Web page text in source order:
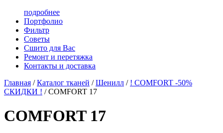
подробнее
Портфолио
Фильтр
Советы
Сшито для Вас
Ремонт и перетяжка
Контакты и доставка
Главная / Каталог тканей / Шенилл / ! COMFORT -50%
СКИДКИ ! / COMFORT 17
COMFORT 17